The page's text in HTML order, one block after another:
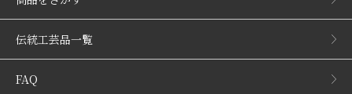
伝統工芸品一覧
FAQ